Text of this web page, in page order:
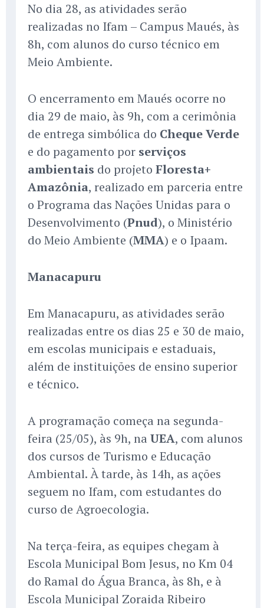
No dia 28, as atividades serão
realizadas no Ifam – Campus Maués, às
8h, com alunos do curso técnico em
Meio Ambiente.
O encerramento em Maués ocorre no
dia 29 de maio, às 9h, com a cerimônia
de entrega simbólica do Cheque Verde
e do pagamento por serviços
ambientais do projeto Floresta+
Amazônia, realizado em parceria entre
o Programa das Nações Unidas para o
Desenvolvimento (Pnud), o Ministério
do Meio Ambiente (MMA) e o Ipaam.
Manacapuru
Em Manacapuru, as atividades serão
realizadas entre os dias 25 e 30 de maio,
em escolas municipais e estaduais,
além de instituições de ensino superior
e técnico.
A programação começa na segunda-
feira (25/05), às 9h, na UEA, com alunos
dos cursos de Turismo e Educação
Ambiental. À tarde, às 14h, as ações
seguem no Ifam, com estudantes do
curso de Agroecologia.
Na terça-feira, as equipes chegam à
Escola Municipal Bom Jesus, no Km 04
do Ramal do Água Branca, às 8h, e à
Escola Municipal Zoraida Ribeiro